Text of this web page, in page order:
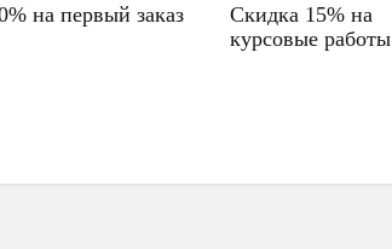
на первый заказ
Скидка 15% на
курсовые работы